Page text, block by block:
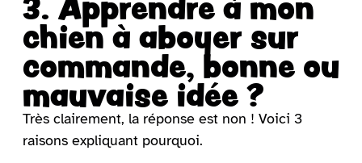
chien à aboyer sur
commande, bonne ou
mauvaise idée ?
Très clairement, la réponse est non ! Voici 3
raisons expliquant pourquoi.